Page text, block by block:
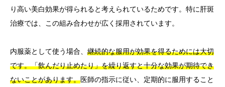
り高い美白効果が得られると考えられているためです。特に肝斑
治療では、この組み合わせが広く採用されています。
内服薬として使う場合、 継続的な服用が効果を得るためには大切
です。「飲んだり止めたり」を繰り返すと十分な効果が期待でき
ないことがあります。医師の指示に従い、定期的に服用すること